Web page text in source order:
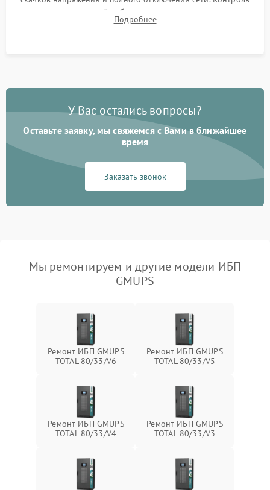
времени автономной работы, температурного режима и
корректности формы выходного сигнала.
Подробнее
У Вас остались вопросы?
Оставьте заявку, мы свяжемся с Вами в ближайшее
время
Заказать звонок
Мы ремонтируем и другие модели ИБП
GMUPS
Ремонт ИБП GMUPS
TOTAL 80/33/V6
Ремонт ИБП GMUPS
TOTAL 80/33/V5
Ремонт ИБП GMUPS
TOTAL 80/33/V4
Ремонт ИБП GMUPS
TOTAL 80/33/V3